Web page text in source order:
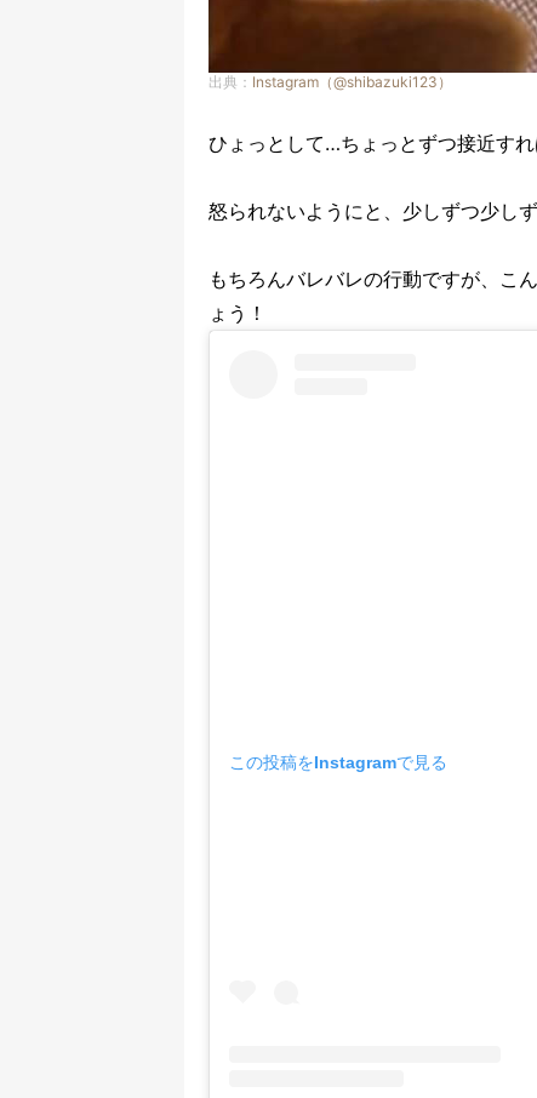
出典： Instagram（@shibazuki123）
ひょっとして…ちょっとずつ接近す
怒られないようにと、少しずつ少し
もちろんバレバレの行動ですが、こ
ょう！
この投稿をInstagramで見る